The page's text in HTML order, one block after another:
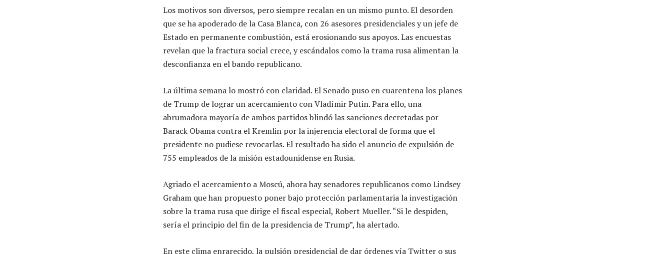
Los motivos son diversos, pero siempre recalan en un mismo punto. El desorden
que se ha apoderado de la Casa Blanca, con 26 asesores presidenciales y un jefe de
Estado en permanente combustión, está erosionando sus apoyos. Las encuestas
revelan que la fractura social crece, y escándalos como la trama rusa alimentan la
desconfianza en el bando republicano.
La última semana lo mostró con claridad. El Senado puso en cuarentena los planes
de Trump de lograr un acercamiento con Vladímir Putin. Para ello, una
abrumadora mayoría de ambos partidos blindó las sanciones decretadas por
Barack Obama contra el Kremlin por la injerencia electoral de forma que el
presidente no pudiese revocarlas. El resultado ha sido el anuncio de expulsión de
755 empleados de la misión estadounidense en Rusia.
Agriado el acercamiento a Moscú, ahora hay senadores republicanos como Lindsey
Graham que han propuesto poner bajo protección parlamentaria la investigación
sobre la trama rusa que dirige el fiscal especial, Robert Mueller. “Si le despiden,
sería el principio del fin de la presidencia de Trump”, ha alertado.
En este clima enrarecido, la pulsión presidencial de dar órdenes vía Twitter o sus